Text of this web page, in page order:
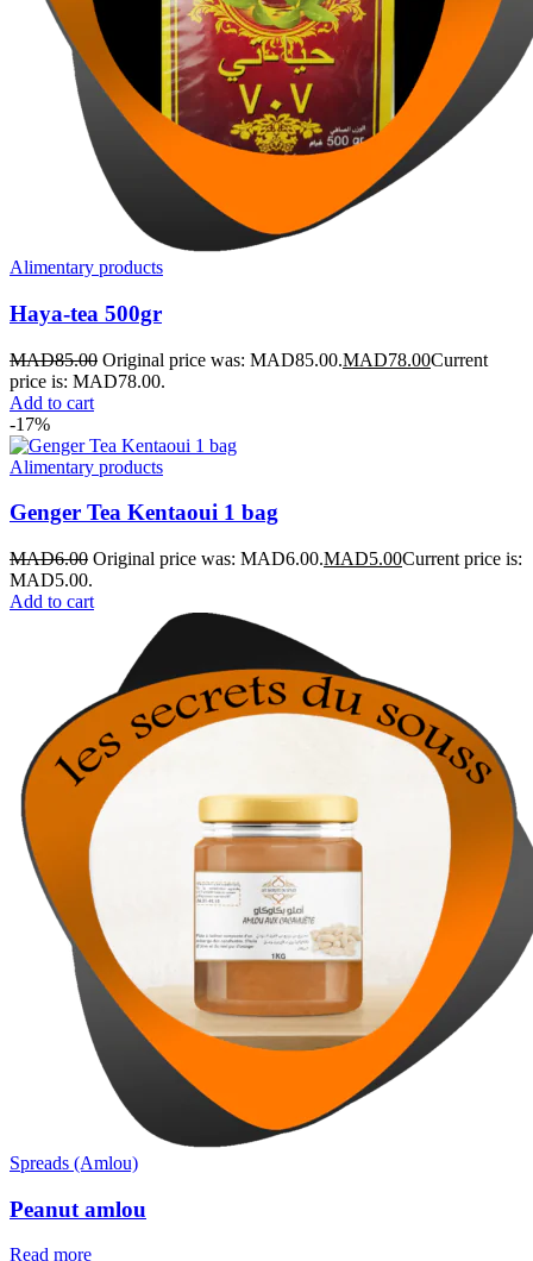
Alimentary products
Haya-tea 500gr
MAD85.00 Original price was: MAD85.00.MAD78.00Current
price is: MAD78.00.
Add to cart
-17%
Alimentary products
Genger Tea Kentaoui 1 bag
MAD6.00 Original price was: MAD6.00.MAD5.00Current price is:
MAD5.00.
Add to cart
Spreads (Amlou)
Peanut amlou
Read more